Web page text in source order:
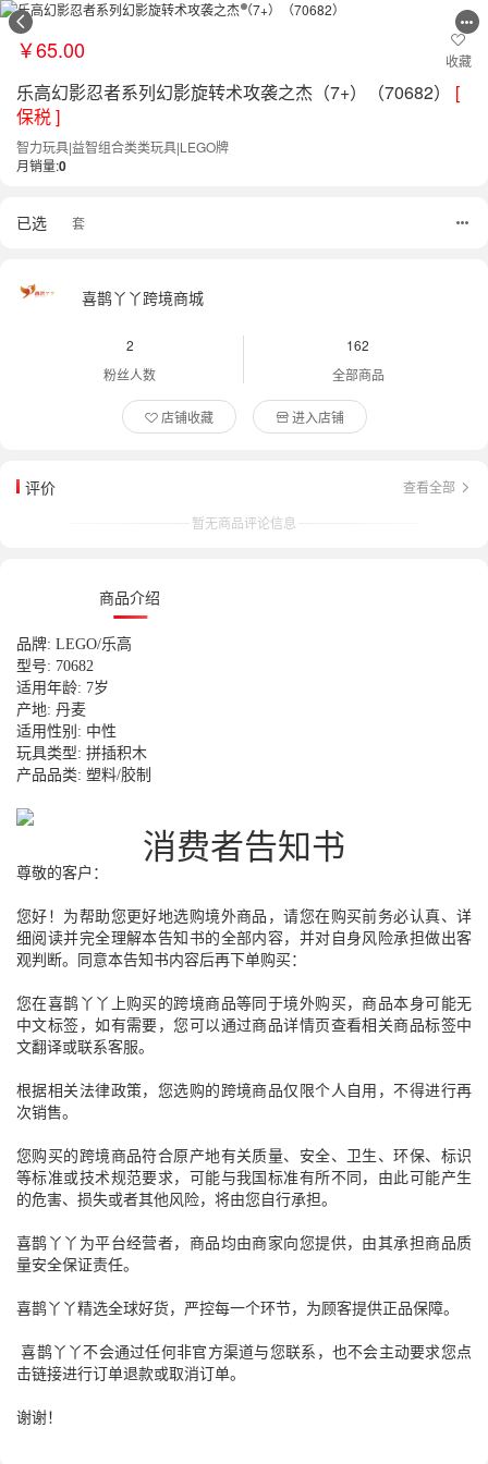
￥65.00 收藏
乐高幻影忍者系列幻影旋转术攻袭之杰（7+）（70682） [
保税 ]
智力玩具|益智组合类类玩具|LEGO牌
月销量:0
已选 套
喜鹊丫丫跨境商城
2
粉丝人数
162
全部商品
店铺收藏 进入店铺
评价
查看全部
暂无商品评论信息
商品介绍
品牌: LEGO/乐高
型号: 70682
适用年龄: 7岁
产地: 丹麦
适用性别 : 中性
玩具类型: 拼插积木
产品品类: 塑料/胶制
消费者告知书
尊敬的客户：
您好！为帮助您更好地选购境外商品，请您在购买前务必认真、详
细阅读并完全理解本告知书的全部内容，并对自身风险承担做出客
观判断。同意本告知书内容后再下单购买：
您在喜鹊丫丫上购买的跨境商品等同于境外购买，商品本身可能无
中文标签，如有需要，您可以通过商品详情页查看相关商品标签中
文翻译或联系客服。
根据相关法律政策，您选购的跨境商品仅限个人自用，不得进行再
次销售。
您购买的跨境商品符合原产地有关质量、安全、卫生、环保、标识
等标准或技术规范要求，可能与我国标准有所不同，由此可能产生
的危害、损失或者其他风险，将由您自行承担。
喜鹊丫丫为平台经营者，商品均由商家向您提供，由其承担商品质
量安全保证责任。
喜鹊丫丫精选全球好货，严控每一个环节，为顾客提供正品保障。
喜鹊丫丫不会通过任何非官方渠道与您联系，也不会主动要求您点
击链接进行订单退款或取消订单。
谢谢！